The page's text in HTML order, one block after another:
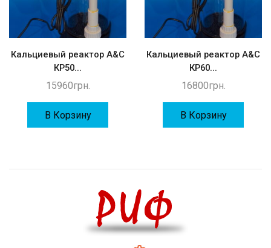
Кальциевый реактор A&C
КР50...
15960грн.
В Корзину
Кальциевый реактор A&C
КР60...
16800грн.
В Корзину